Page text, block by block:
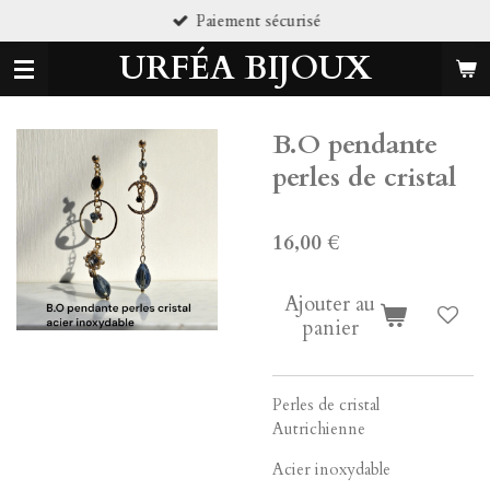
au
contenu
principal
URFÉA BIJOUX
Paiement sécurisé
B.O pendante
perles de cristal
16,00 €
Ajouter au
panier
Perles de cristal
Autrichienne
Acier inoxydable